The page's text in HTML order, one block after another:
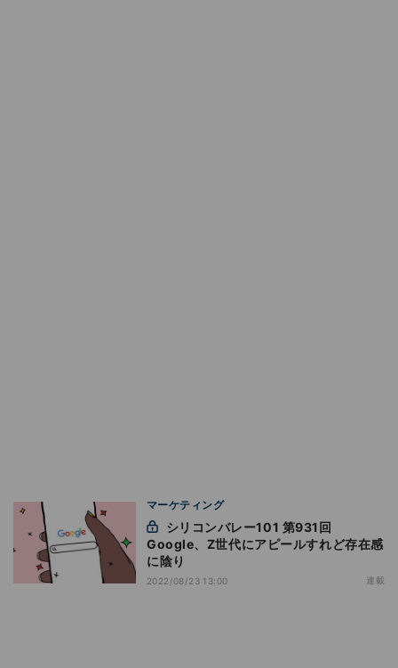
マーケティング
Google、Z世代にアピールすれど存在感
に陰り
2022/08/23 13:00 連載